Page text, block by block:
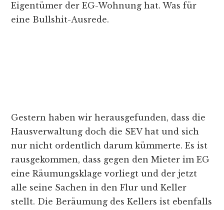
Eigentümer der EG-Wohnung hat. Was für
eine Bullshit-Ausrede.
Gestern haben wir herausgefunden, dass die
Hausverwaltung doch die SEV hat und sich
nur nicht ordentlich darum kümmerte. Es ist
rausgekommen, dass gegen den Mieter im EG
eine Räumungsklage vorliegt und der jetzt
alle seine Sachen in den Flur und Keller
stellt. Die Beräumung des Kellers ist ebenfalls